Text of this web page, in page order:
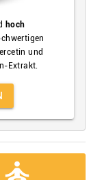
hoch
und
Extrakt.
self_improvement